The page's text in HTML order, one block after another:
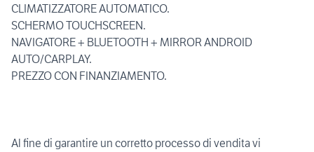
CLIMATIZZATORE AUTOMATICO.
SCHERMO TOUCHSCREEN.
NAVIGATORE + BLUETOOTH + MIRROR ANDROID
AUTO/CARPLAY.
PREZZO CON FINANZIAMENTO.
Al fine di garantire un corretto processo di vendita vi